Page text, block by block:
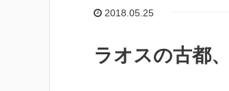
2018.05.25
ラオスの古都